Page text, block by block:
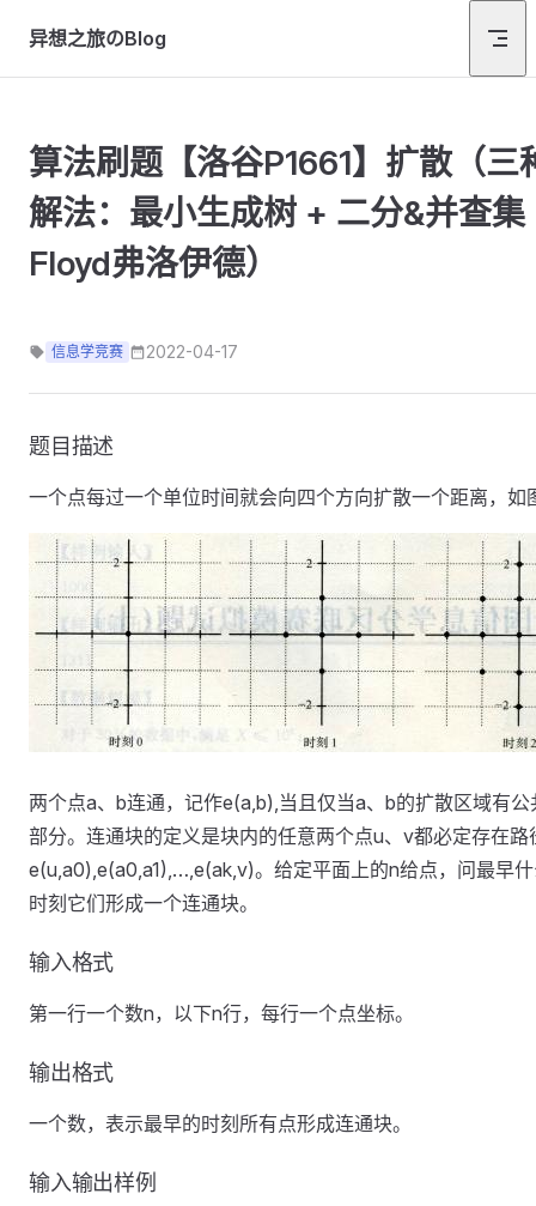
Skip to content
异想之旅のBlog
算法刷题【洛谷P1661】扩散（三
解法：最小生成树 + 二分&并查集
Floyd弗洛伊德）
信息学竞赛 2022-04-17
题目描述
一个点每过一个单位时间就会向四个方向扩散一个距离，如
两个点a、b连通，记作e(a,b),当且仅当a、b的扩散区域有公
部分。连通块的定义是块内的任意两个点u、v都必定存在路
e(u,a0),e(a0,a1),…,e(ak,v)。给定平面上的n给点，问最早
时刻它们形成一个连通块。
输入格式
第一行一个数n，以下n行，每行一个点坐标。
输出格式
一个数，表示最早的时刻所有点形成连通块。
输入输出样例